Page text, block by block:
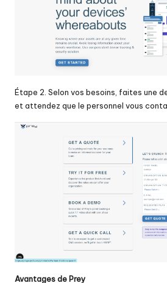
Étape 2. Selon vos besoins, faites une
et attendez que le personnel vous
Avantages de Prey